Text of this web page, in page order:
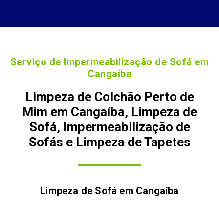
Serviço de Impermeabilização de Sofá em
Cangaíba
Limpeza de Colchão Perto de
Mim em Cangaíba, Limpeza de
Sofá, Impermeabilização de
Sofás e Limpeza de Tapetes
Limpeza de Sofá em Cangaíba